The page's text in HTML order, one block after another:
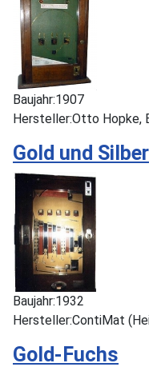
Baujahr:1907
Hersteller:Otto Hopke,
Gold und Silber
Baujahr:1932
Hersteller:ContiMat
Gold-Fuchs